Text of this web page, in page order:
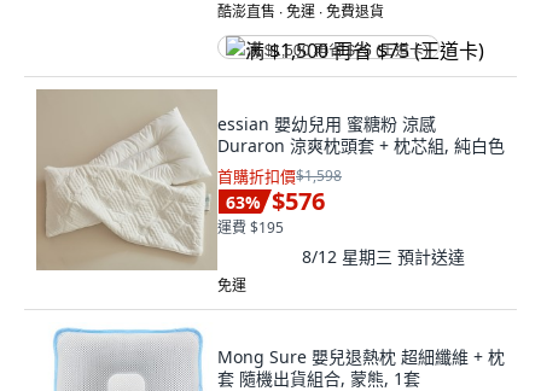
酷澎直售 ∙ 免運 ∙ 免費退貨
满 $1,500 再省 $75 (王道卡)
essian 嬰幼兒用 蜜糖粉 涼感
Duraron 涼爽枕頭套 + 枕芯組, 純白色
首購折扣價$1,598
63% $576
運費 $195
8/12 星期三 預計送達
免運
Mong Sure 嬰兒退熱枕 超細纖維 + 枕
套 隨機出貨組合, 蒙熊, 1套